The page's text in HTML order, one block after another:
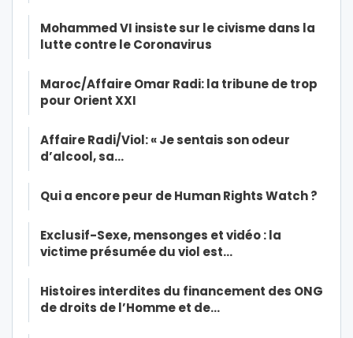
Mohammed VI insiste sur le civisme dans la
lutte contre le Coronavirus
Maroc/Affaire Omar Radi: la tribune de trop
pour Orient XXI
Affaire Radi/Viol: « Je sentais son odeur
d’alcool, sa…
Qui a encore peur de Human Rights Watch ?
Exclusif-Sexe, mensonges et vidéo : la
victime présumée du viol est…
Histoires interdites du financement des ONG
de droits de l’Homme et de…